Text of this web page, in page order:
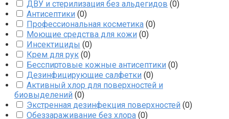
ДВУ и стерилизация без альдегидов (0)
Антисептики (0)
Профессиональная косметика (0)
Моющие средства для кожи (0)
Инсектициды (0)
Крем для рук (0)
Бесспиртовые кожные антисептики (0)
Дезинфицирующие салфетки (0)
Активный хлор для поверхностей и
биовыделений (0)
Экстренная дезинфекция поверхностей (0)
Обеззараживание без хлора (0)